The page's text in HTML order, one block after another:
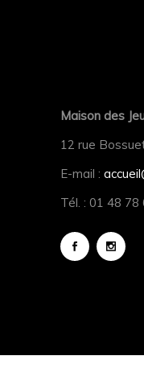
Maison des
12 rue
E-mail :
Tél. : 01 48 78